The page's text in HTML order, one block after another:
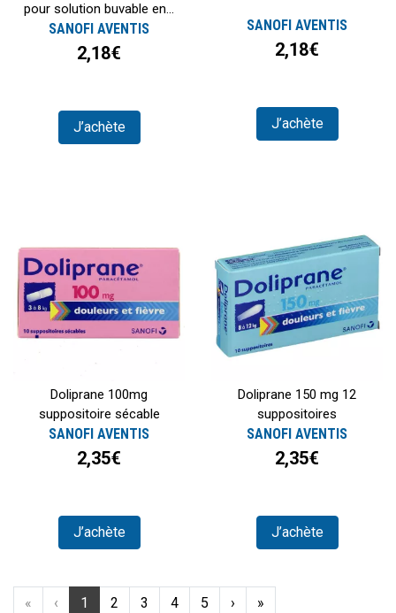
pour solution buvable en...
SANOFI AVENTIS
2,18€
J’achète
SANOFI AVENTIS
2,18€
J’achète
Doliprane 100mg
suppositoire sécable
SANOFI AVENTIS
2,35€
J’achète
Doliprane 150 mg 12
suppositoires
SANOFI AVENTIS
2,35€
J’achète
« ‹ 1 2 3 4 5 › »